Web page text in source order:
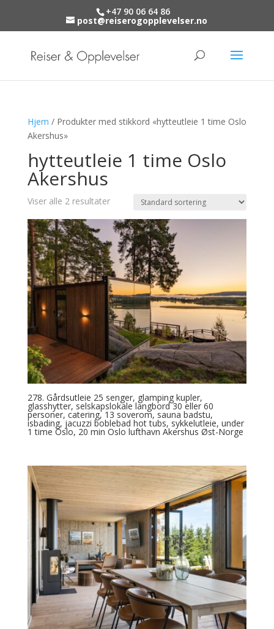
+47 90 06 64 86
post@reiserogopplevelser.no
Hjem / Produkter med stikkord «hytteutleie 1 time Oslo
Akershus»
hytteutleie 1 time Oslo
Akershus
Viser alle 2 resultater
278. Gårdsutleie 25 senger, glamping kupler,
glasshytter, selskapslokale langbord 30 eller 60
personer, catering, 13 soverom, sauna badstu,
isbading, jacuzzi boblebad hot tubs, sykkelutleie, under
1 time Oslo, 20 min Oslo lufthavn Akershus Øst-Norge